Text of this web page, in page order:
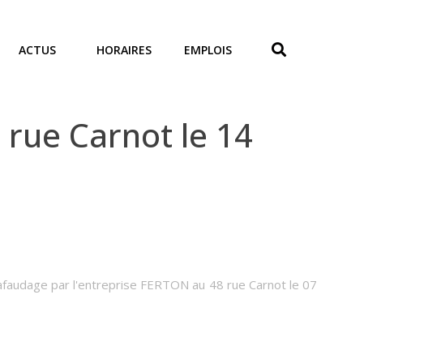
ACTUS HORAIRES EMPLOIS
rue Carnot le 14
par l'entreprise FERTON au 48 rue Carnot le 07